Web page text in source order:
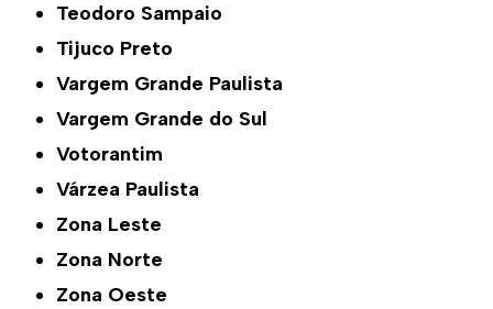
Teodoro Sampaio
Tijuco Preto
Vargem Grande Paulista
Vargem Grande do Sul
Votorantim
Várzea Paulista
Zona Leste
Zona Norte
Zona Oeste